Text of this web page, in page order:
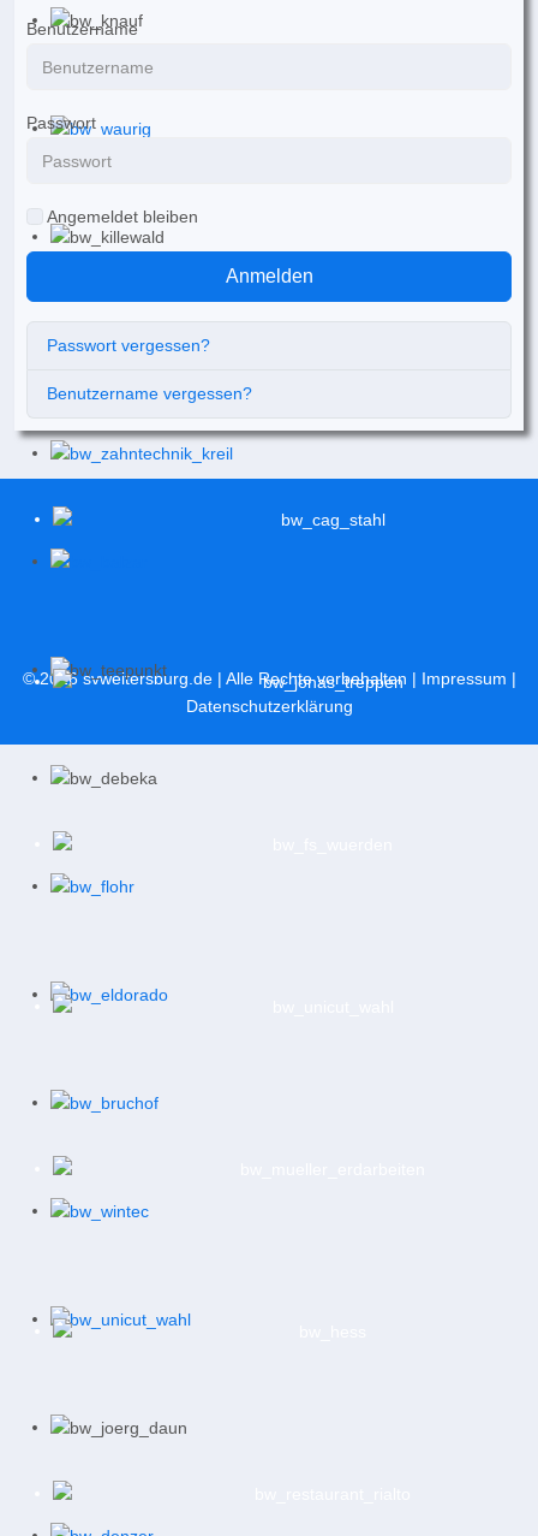
Benutzername
Passwort
Angemeldet bleiben
Anmelden
Passwort vergessen?
Benutzername vergessen?
© 2026svweitersburg.de| Alle Rechte vorbehalten | Impressum |
Datenschutzerklärung